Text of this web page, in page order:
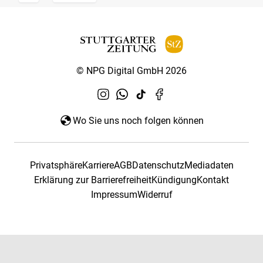
© NPG Digital GmbH 2026
Wo Sie uns noch folgen können
PrivatsphäreKarriereAGBDatenschutzMediadaten
Erklärung zur BarrierefreiheitKündigungKontakt
ImpressumWiderruf